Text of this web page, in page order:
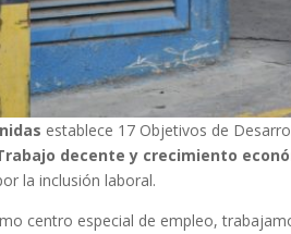
establece 17 Objetivos de
decente y crecimiento
la inclusión laboral.
centro especial de empleo,